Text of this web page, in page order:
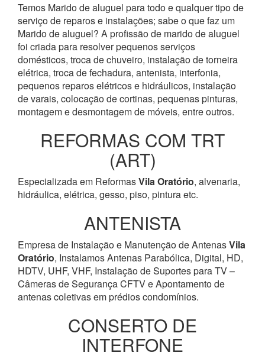
Temos Marido de aluguel para todo e qualquer tipo de
serviço de reparos e instalações; sabe o que faz um
Marido de aluguel? A profissão de marido de aluguel
foi criada para resolver pequenos serviços
domésticos, troca de chuveiro, instalação de torneira
elétrica, troca de fechadura, antenista, interfonia,
pequenos reparos elétricos e hidráulicos, instalação
de varais, colocação de cortinas, pequenas pinturas,
montagem e desmontagem de móveis, entre outros.
REFORMAS COM TRT
(ART)
Especializada em ReformasVila Oratório, alvenaria,
hidráulica, elétrica, gesso, piso, pintura etc.
ANTENISTA
Empresa de Instalação e Manutenção de AntenasVila
Oratório, Instalamos Antenas Parabólica, Digital, HD,
HDTV, UHF, VHF, Instalação de Suportes para TV –
Câmeras de Segurança CFTV e Apontamento de
antenas coletivas em prédios condomínios.
CONSERTO DE
INTERFONE